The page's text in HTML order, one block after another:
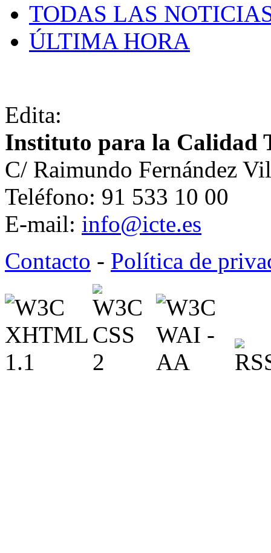
TODAS LAS
ÚLTIMA HORA
Edita:
Instituto para la Calidad
C/ Raimundo Fernández
Teléfono: 91 533 10 00
E-mail: info@icte.es
Contacto - Política de